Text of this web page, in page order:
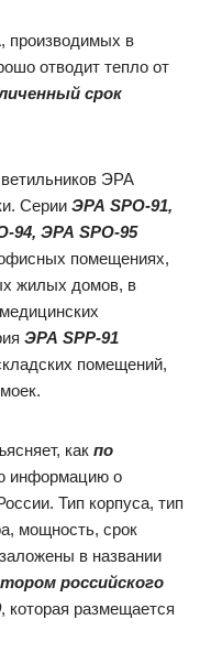
производимых в
отводит тепло от
срок
ЭРА
Серии ЭРА SPO-91,
94, ЭРА SPO-95
помещениях,
жилых домов, в
ЭРА SPP-91
помещений,
как по
информацию о
Тип корпуса, тип
мощность, срок
в названии
российского
, которая размещается